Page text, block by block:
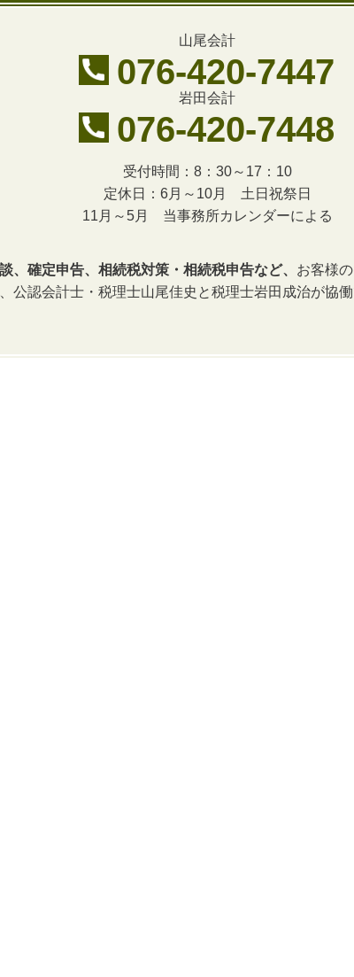
山尾会計
076-420-7447
岩田会計
076-420-7448
受付時間：8：30～17：10
定休日：6月～10月 土日祝祭日
11月～5月 当事務所カレンダーによる
、確定申告、相続税対策・相続税申告など、 お客様
公認会計士・税理士山尾佳史と税理士岩田成治が協